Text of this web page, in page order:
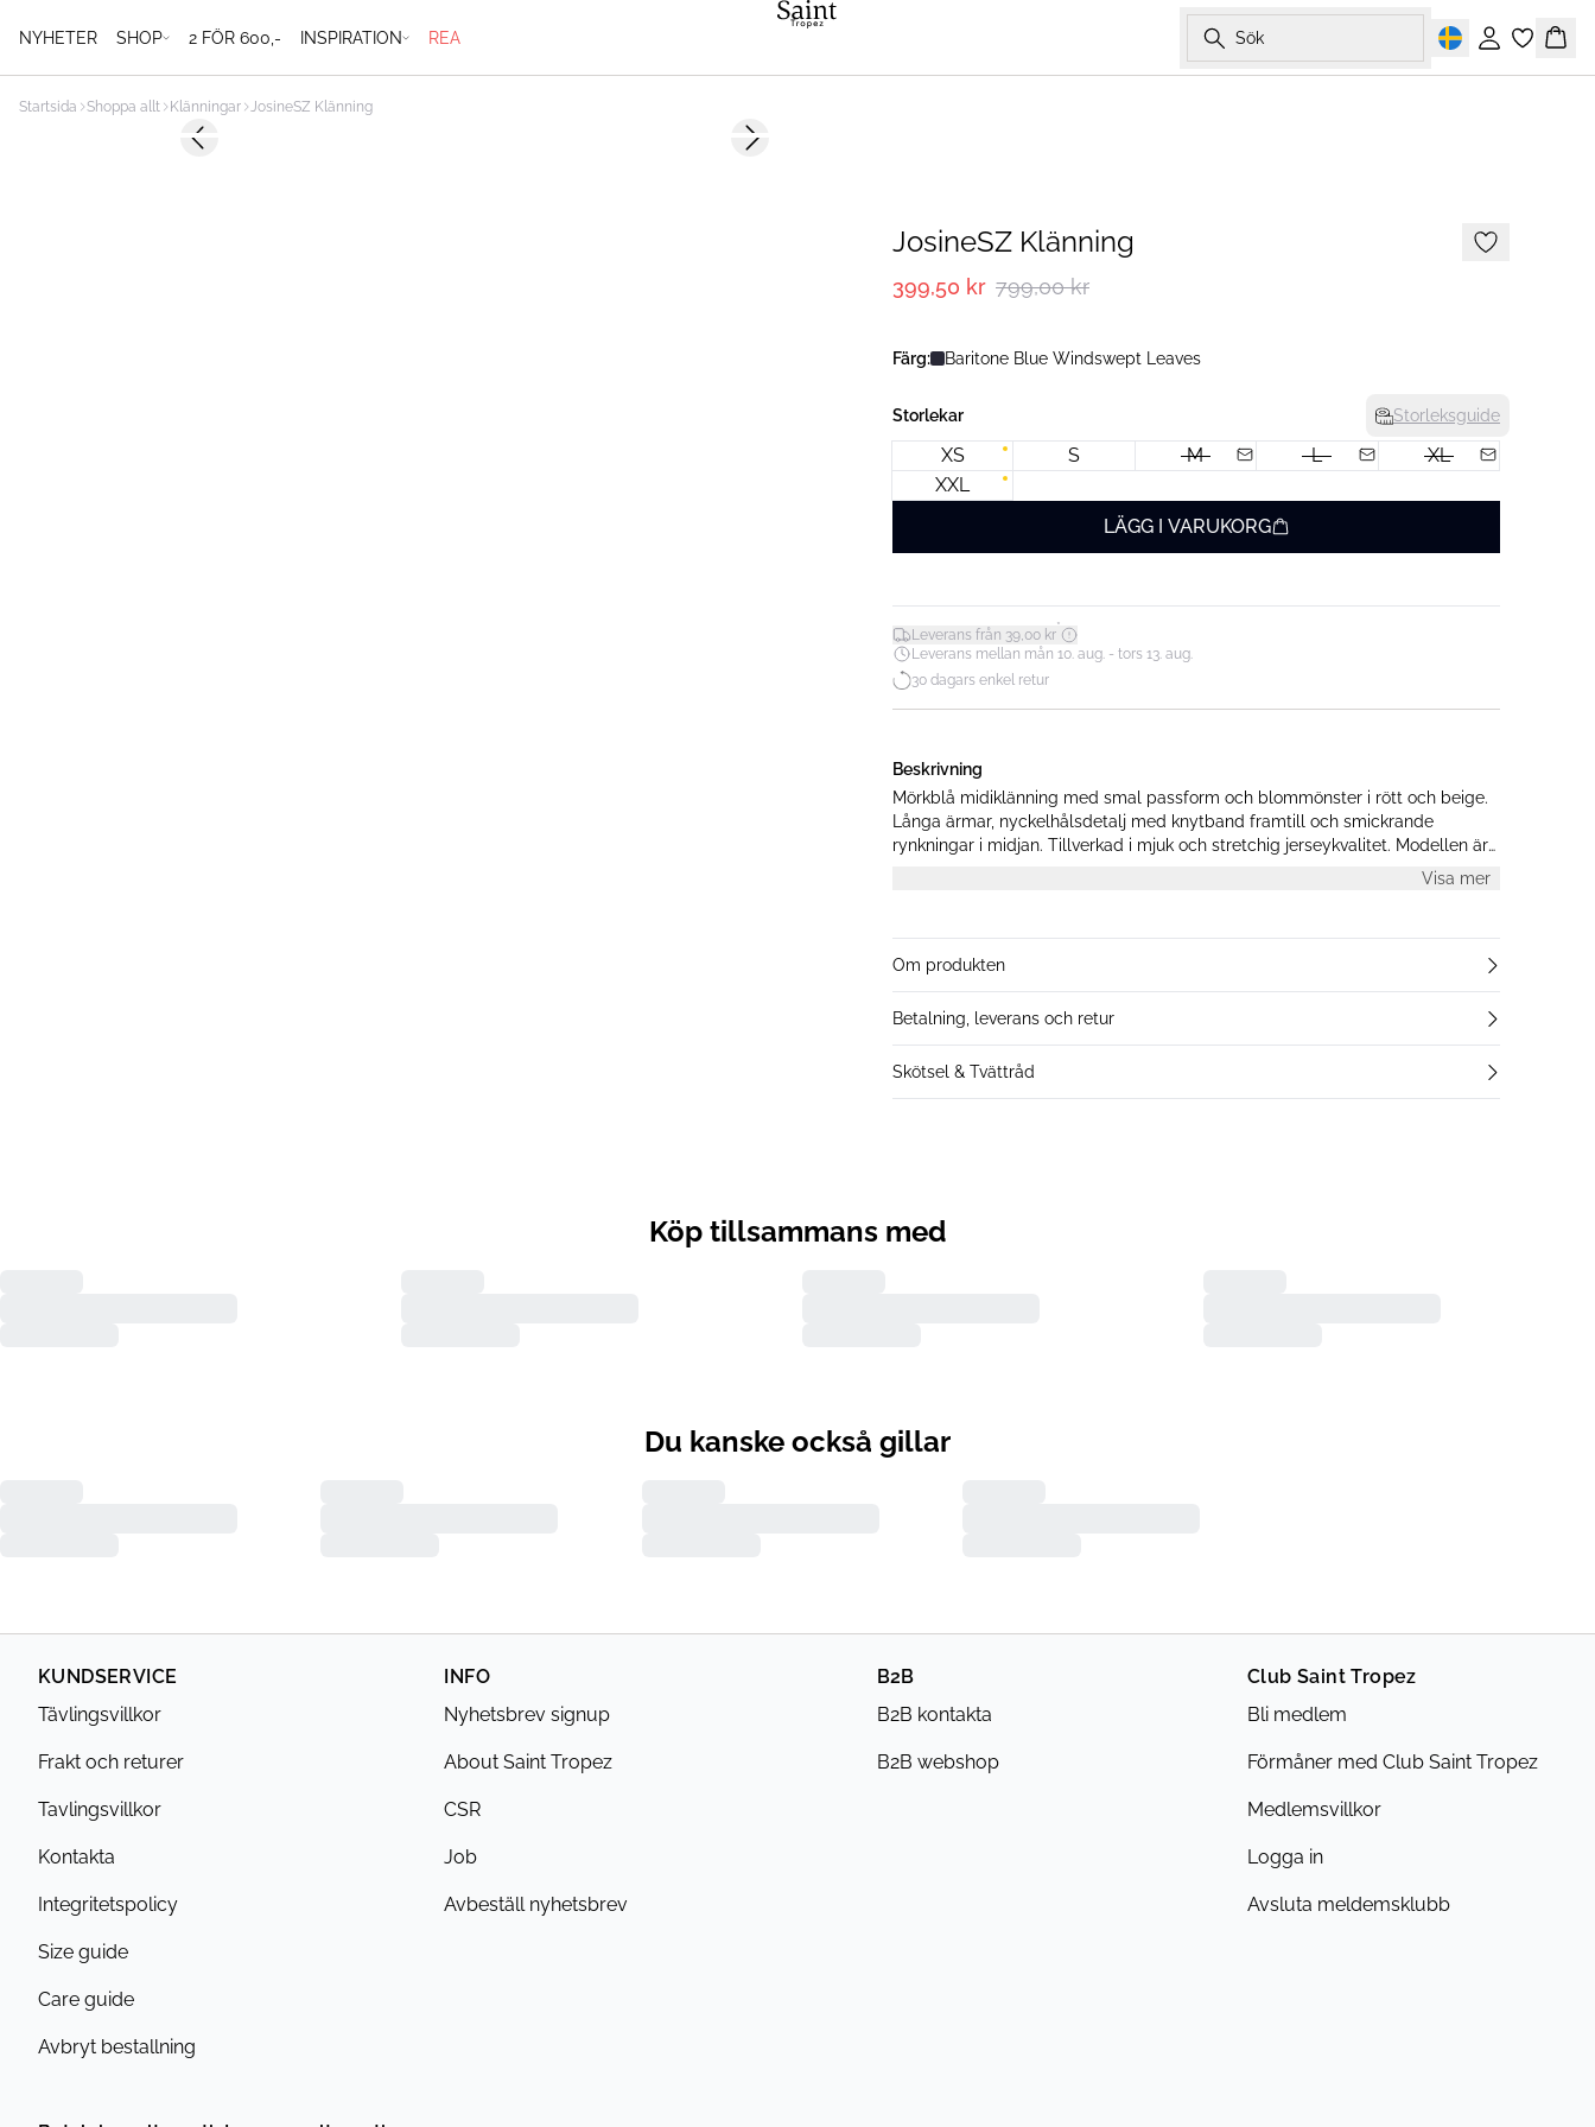
NYHETER SHOP 2 FÖR 600,- INSPIRATION REA Sök
Logga inKorg
Startsida Shoppa allt Klänningar JosineSZ Klänning
-50%Previous slide Next slide
JosineSZ Klänning
399,50 kr 799,00 kr
Färg: Baritone Blue Windswept Leaves
Storlekar Storleksguide
XS S M L
XL
XXL
LÄGG I VARUKORG
Leverans från 39,00 kr*
Leverans mellan mån 10. aug. - tors 13. aug.
30 dagars enkel retur
Beskrivning
Mörkblå midiklänning med smal passform och blommönster i rött och beige.
Långa ärmar, nyckelhålsdetalj med knytband framtill och smickrande
rynkningar i midjan. Tillverkad i mjuk och stretchig jerseykvalitet. Modellen är
Visa mer
Om produkten
Betalning, leverans och retur
Skötsel & Tvättråd
Köp tillsammans med
Du kanske också gillar
KUNDSERVICE
Tävlingsvillkor
Frakt och returer
Tavlingsvillkor
Kontakta
Integritetspolicy
Size guide
Care guide
Avbryt bestallning
INFO
Nyhetsbrev signup
About Saint Tropez
CSR
Job
Avbeställ nyhetsbrev
B2B
B2B kontakta
B2B webshop
Club Saint Tropez
Bli medlem
Förmåner med Club Saint Tropez
Medlemsvillkor
Logga in
Avsluta meldemsklubb